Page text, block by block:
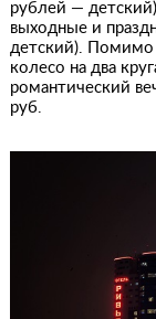
рублей —
выходные и
детский). Помимо
колесо на два
романтический
руб.